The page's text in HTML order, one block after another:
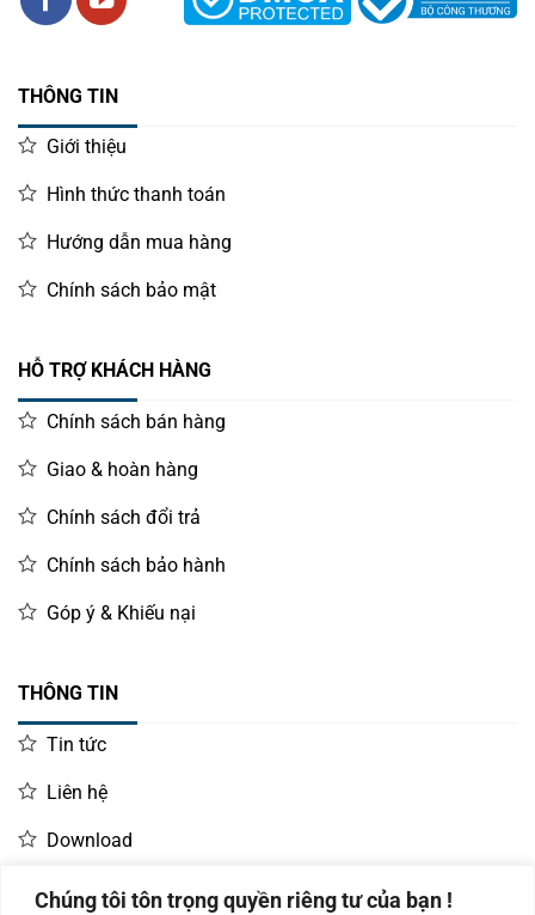
Chúng tôi tôn trọng quyền riêng tư của bạn !
THÔNG TIN
Giới thiệu
Hình thức thanh toán
Hướng dẫn mua hàng
Chính sách bảo mật
HỖ TRỢ KHÁCH HÀNG
Chính sách bán hàng
Giao & hoàn hàng
Chính sách đổi trả
Chính sách bảo hành
Góp ý & Khiếu nại
THÔNG TIN
Tin tức
Liên hệ
Download